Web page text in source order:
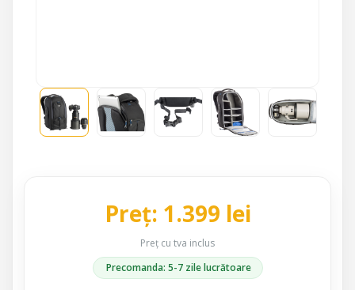
Preț: 1.399 lei
Preț cu tva inclus
Precomanda: 5-7 zile lucrătoare